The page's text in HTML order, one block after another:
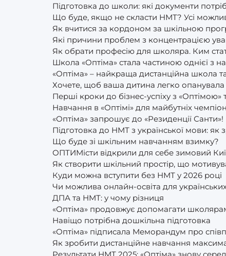
Підготовка до школи: які документи
Що буде, якщо не скласти НМТ? Усі
Як вчитися за кордоном за шкільною
Які причини проблем з концентрацією
Як обрати професію для школяра. Ким
Школа «Оптіма» стала частиною однієї з
«Оптіма» – найкраща дистанційна школа
Хочете, щоб ваша дитина легко опанувала
Перші кроки до бізнес-успіху з
Навчання в «Оптімі» для майбутніх
«Оптіма» запрошує до «Резиденції Санти»!
Підготовка до НМТ з української мови: як
Що буде зі шкільним навчанням взимку?
ОПТИМісти відкрили для себе зимовий
Як створити шкільний простір, що
Куди можна вступити без НМТ у 2026 році
Чи можлива онлайн-освіта для
ДПА та НМТ: у чому різниця
«Оптіма» продовжує допомагати
Навіщо потрібна дошкільна підготовка
«Оптіма» підписала Меморандум про
Як зробити дистанційне навчання